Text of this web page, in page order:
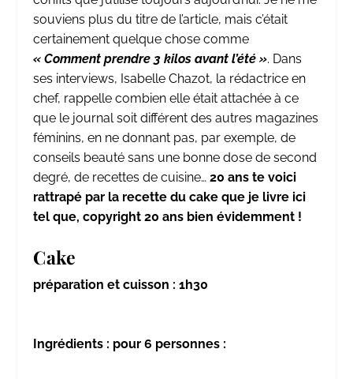
souviens plus du titre de l’article, mais c’était
certainement quelque chose comme
« Comment prendre 3 kilos avant l’été ». Dans
ses interviews, Isabelle Chazot, la rédactrice en
chef, rappelle combien elle était attachée à ce
que le journal soit différent des autres magazines
féminins, en ne donnant pas, par exemple, de
conseils beauté sans une bonne dose de second
degré, de recettes de cuisine…20 ans te voici
rattrapé par la recette du cake que je livre ici
tel que, copyright 20 ans bien évidemment !
Cake
préparation et cuisson : 1h30
Ingrédients : pour 6 personnes :